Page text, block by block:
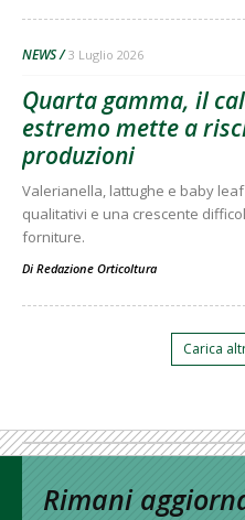
NEWS 3 Luglio 2026
Quarta gamma, il
estremo mette a
produzioni
Valerianella, lattughe e baby
qualitativi e una crescente
forniture.
Di Redazione Orticoltura
Carica
Rimani